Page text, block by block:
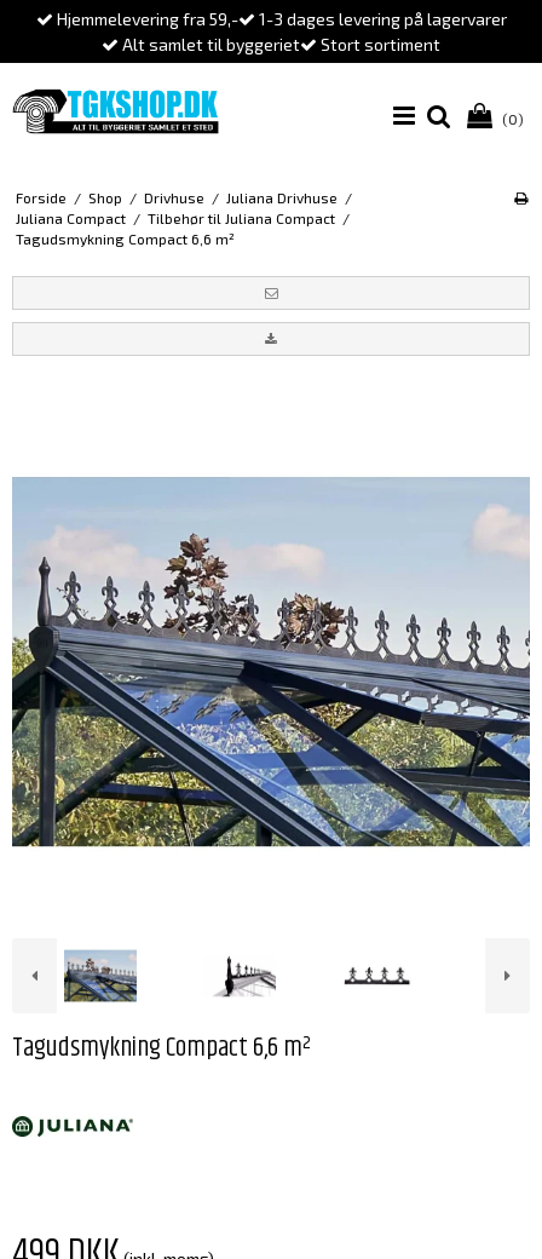
Hjemmelevering fra 59,-
1-3 dages levering på lagervarer
Alt samlet til byggeriet
Stort sortiment
(0)
Forside / Shop / Drivhuse / Juliana Drivhuse /
Juliana Compact / Tilbehør til Juliana Compact /
Tagudsmykning Compact 6,6 m²
Tagudsmykning Compact 6,6 m²